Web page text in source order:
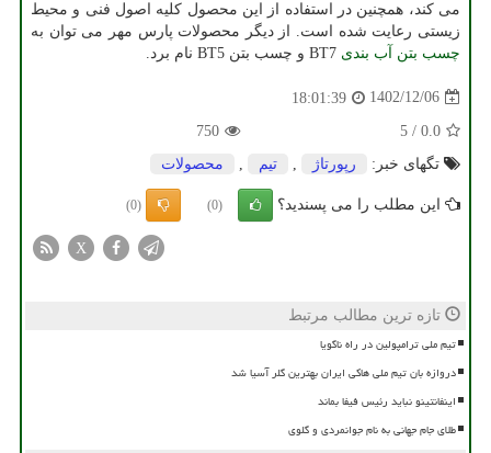
می کند، همچنین در استفاده از این محصول کلیه اصول فنی و محیط
زیستی رعایت شده است. از دیگر محصولات پارس مهر می توان به
چسب بتن آب بندی BT7 و چسب بتن BT5 نام برد.
1402/12/06
18:01:39
0.0
/
5
750
تگهای خبر:
رپورتاژ تیم محصولات
این مطلب را می پسندید؟ (0)
(0)
X
تازه ترین مطالب مرتبط
تیم ملی ترامپولین در راه ناگویا
دروازه بان تیم ملی هاکی ایران بهترین گلر آسیا شد
اینفانتینو نباید رئیس فیفا بماند
طلای جام جهانی به نام جوانمردی و گلوی